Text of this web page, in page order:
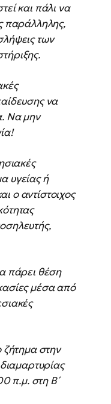
και πάλι να
παράλληλης,
των
να
Να μην
υγείας ή
ο αντίστοιχος
πάρει θέση
μέσα από
ζήτημα στην
π.μ. στη Β΄